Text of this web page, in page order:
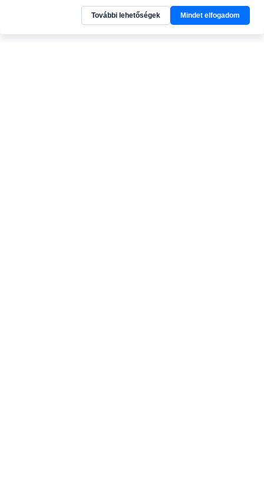
További lehetőségek Mindet elfogadom